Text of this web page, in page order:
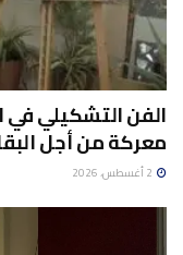
الفن التشكيلي في
معركة من أجل